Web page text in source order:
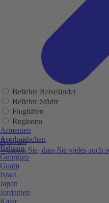
Account
Wussten Sie, dass Sie vieles auch
Beliebte Reiseländer
Beliebte Städte
Flughäfen
Regionen
Armenien
Aserbaidschan
Bahrain
Georgien
Guam
Israel
Japan
Jordanien
Katar